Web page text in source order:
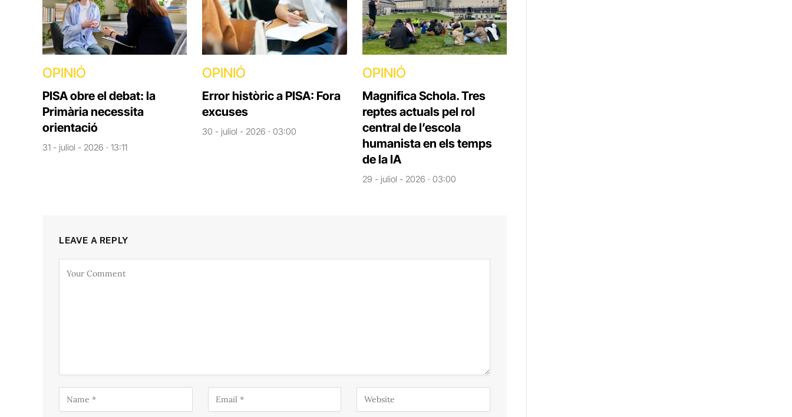
OPINIÓ
PISA obre el debat: la
Primària necessita
orientació
31 - juliol - 2026 · 13:11
OPINIÓ
Error històric a PISA: Fora
excuses
30 - juliol - 2026 · 03:00
OPINIÓ
Magnifica Schola. Tres
reptes actuals pel rol
central de l’escola
humanista en els temps
de la IA
29 - juliol - 2026 · 03:00
LEAVE A REPLY